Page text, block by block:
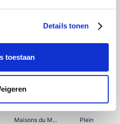
Details tonen
toestaan
Bergfreunde Pazzox
Maisons du Monde Plein